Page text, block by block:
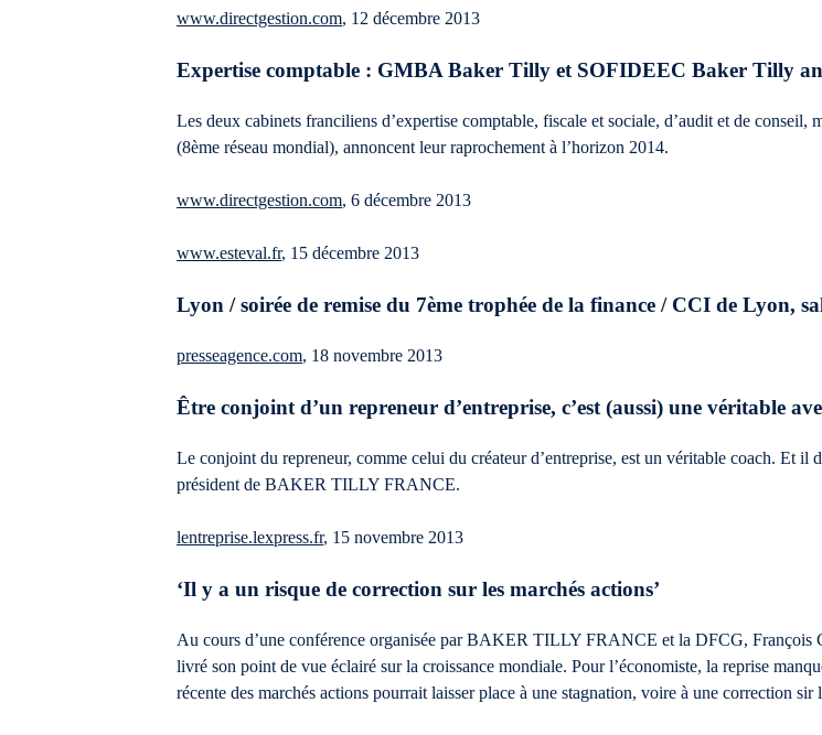
www.directgestion.com, 12 décembre 2013
Expertise comptable : GMBA Baker Tilly et SOFIDEEC Baker Tilly
Les deux cabinets franciliens d’expertise comptable, fiscale et sociale, d’audit et de
(8ème réseau mondial), annoncent leur raprochement à l’horizon 2014.
www.directgestion.com, 6 décembre 2013
www.esteval.fr, 15 décembre 2013
Lyon / soirée de remise du 7ème trophée de la finance / CCI de Lyon,
presseagence.com, 18 novembre 2013
Être conjoint d’un repreneur d’entreprise, c’est (aussi) une véritable
Le conjoint du repreneur, comme celui du créateur d’entreprise, est un véritable coach. Et
président de BAKER TILLY FRANCE.
lentreprise.lexpress.fr, 15 novembre 2013
‘Il y a un risque de correction sur les marchés actions’
Au cours d’une conférence organisée par BAKER TILLY FRANCE et la DFCG,
livré son point de vue éclairé sur la croissance mondiale. Pour l’économiste, la reprise
récente des marchés actions pourrait laisser place à une stagnation, voire à une correction sir